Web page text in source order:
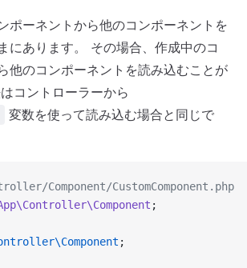
ポーネントから他のコンポーネントを
にあります。 その場合、作成中のコ
他のコンポーネントを読み込むことが
コントローラーから
変数を使って読み込む場合と同じで
Component/CustomComponent.php
;
;